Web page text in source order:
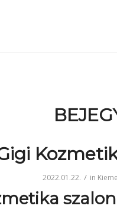
2022.01.22. / in